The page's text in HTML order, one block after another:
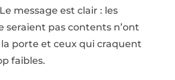
message est clair : les
seraient pas contents n’ont
porte et ceux qui craquent
faibles.